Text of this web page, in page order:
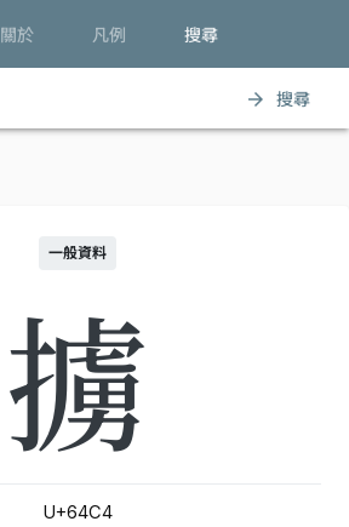
關於 凡例 搜尋
arrow_forward 搜尋
一般資料
擄
U+64C4